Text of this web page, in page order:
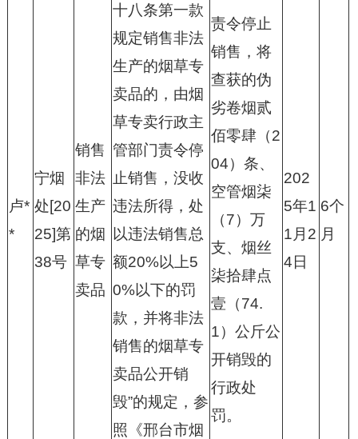
卢*
*
宁烟
处[20
25]第
38号
销售
非法
生产
的烟
草专
卖品
十八条第一款
规定销售非法
生产的烟草专
卖品的，由烟
草专卖行政主
管部门责令停
止销售，没收
违法所得，处
以违法销售总
额20%以上5
0%以下的罚
款，并将非法
销售的烟草专
卖品公开销
毁”的规定，参
照《邢台市烟
责令停止
销售，将
查获的伪
劣卷烟贰
佰零肆（2
04）条、
空管烟柒
（7）万
支、烟丝
柒拾肆点
壹（74.
1）公斤公
开销毁的
行政处
罚。
202
5年1
1月2
4日
6个
月